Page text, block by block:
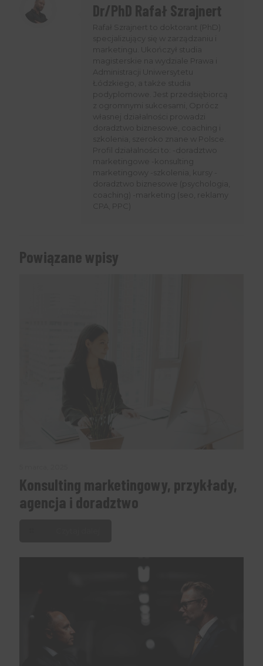
Dr/PhD Rafał Szrajnert
Rafał Szrajnert to doktorant (PhD)
specjalizujący się w zarządzaniu i
marketingu. Ukończył studia
magisterskie na wydziale Prawa i
Administracji Uniwersytetu
Łódzkiego, a także studia
podyplomowe. Jest przedsiębiorcą
z ogromnymi sukcesami, Oprócz
własnej działalności prowadzi
doradztwo biznesowe, coaching i
szkolenia, szeroko znane w Polsce.
Profil działalności to: -doradztwo
marketingowe -konsulting
marketingowy -szkolenia, kursy -
doradztwo biznesowe (psychologia,
coaching) -marketing (seo, reklamy
CPA, PPC)
Powiązane wpisy
Konsulting marketingowy, przykłady,
agencja i doradztwo